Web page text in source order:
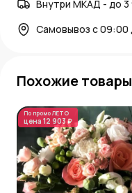
Внутри МКАД - до 3
Самовывоз с 09:00
Похожие товары
По промоЛЕТО
цена 12 903 ₽